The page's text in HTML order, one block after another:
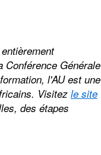
Conférence Générale
l'AU est une
Visitez le site
des étapes